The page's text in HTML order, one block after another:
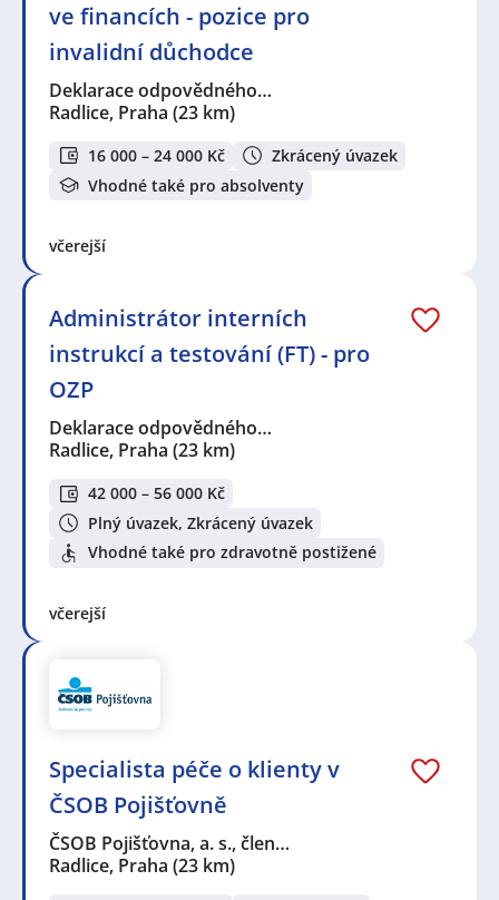
ve financích - pozice pro
invalidní důchodce
Deklarace odpovědného…
Radlice, Praha (23 km)
16 000 – 24 000 Kč
Zkrácený úvazek
Vhodné také pro absolventy
včerejší
Administrátor interních
instrukcí a testování (FT) - pro
OZP
Deklarace odpovědného…
Radlice, Praha (23 km)
42 000 – 56 000 Kč
Plný úvazek, Zkrácený úvazek
Vhodné také pro zdravotně postižené
včerejší
Specialista péče o klienty v
ČSOB Pojišťovně
ČSOB Pojišťovna, a. s., člen…
Radlice, Praha (23 km)